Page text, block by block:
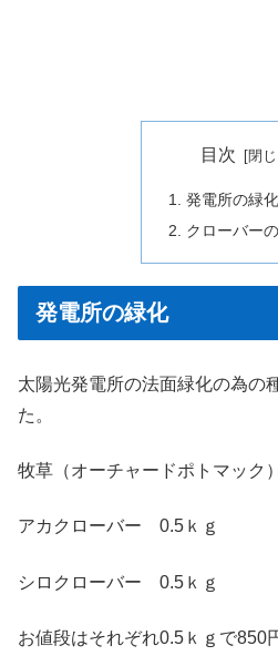
目次
発電所の緑化
クローバー
発電所の緑化
太陽光発電所の法面緑化の為の
た。
牧草（オーチャードポトマック
アカクローバー 0.5ｋｇ
シロクローバー 0.5ｋｇ
お値段はそれぞれ0.5ｋｇで850